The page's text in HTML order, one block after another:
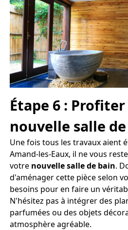
Étape 6 :
nouvelle salle
Une fois tous les travaux aient
Amand-les-Eaux, il ne vous
votre nouvelle salle de bain.
d'aménager cette pièce selon
besoins pour en faire un
N'hésitez pas à intégrer des
parfumées ou des objets
atmosphère agréable.